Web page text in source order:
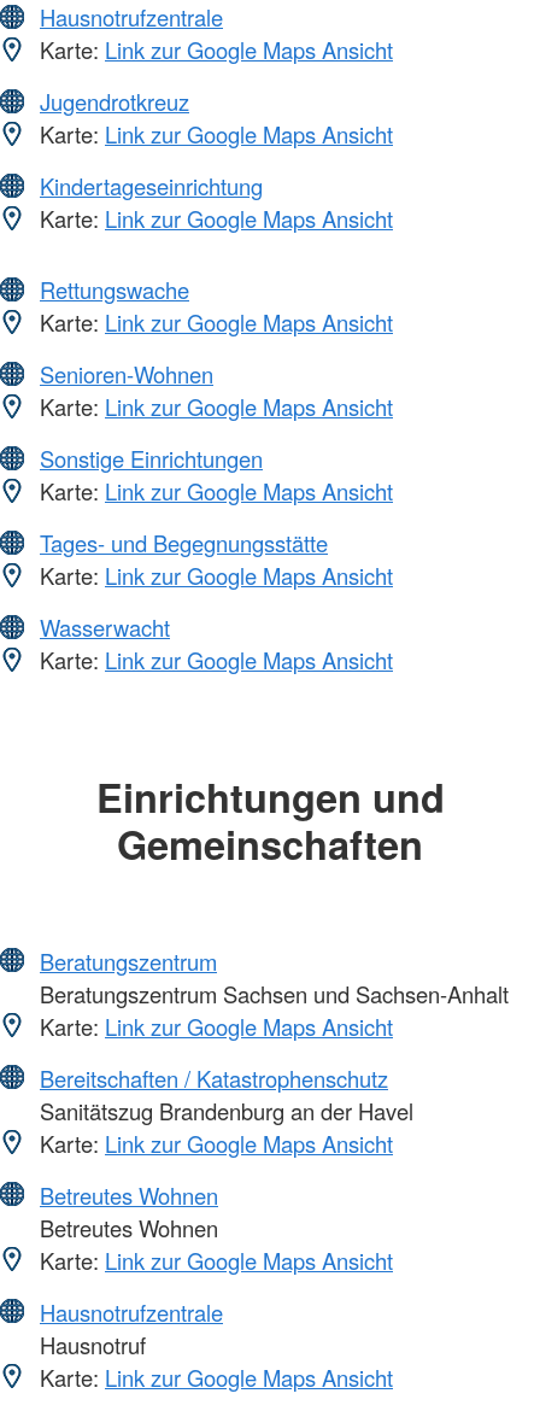
Hausnotrufzentrale
Karte: Link zur Google Maps Ansicht
Jugendrotkreuz
Karte: Link zur Google Maps Ansicht
Kindertageseinrichtung
Karte: Link zur Google Maps Ansicht
Rettungswache
Karte: Link zur Google Maps Ansicht
Senioren-Wohnen
Karte: Link zur Google Maps Ansicht
Sonstige Einrichtungen
Karte: Link zur Google Maps Ansicht
Tages- und Begegnungsstätte
Karte: Link zur Google Maps Ansicht
Wasserwacht
Karte: Link zur Google Maps Ansicht
Einrichtungen und
Gemeinschaften
Beratungszentrum
Beratungszentrum Sachsen und Sachsen-Anhalt
Karte: Link zur Google Maps Ansicht
Bereitschaften / Katastrophenschutz
Sanitätszug Brandenburg an der Havel
Karte: Link zur Google Maps Ansicht
Betreutes Wohnen
Betreutes Wohnen
Karte: Link zur Google Maps Ansicht
Hausnotrufzentrale
Hausnotruf
Karte: Link zur Google Maps Ansicht